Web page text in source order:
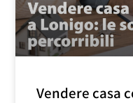
Vendere casa